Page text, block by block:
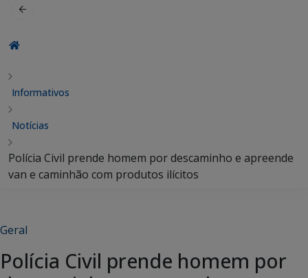
Informativos
Notícias
Polícia Civil prende homem por descaminho e apreende
van e caminhão com produtos ilícitos
Geral
Polícia Civil prende homem por